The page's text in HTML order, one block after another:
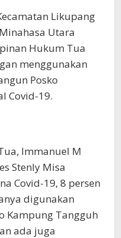
Likupang
Utara
Hukum Tua
menggunakan
Posko
Covid-19.
Immanuel M
Stenly Misa
Covid-19, 8 persen
digunakan
Kampung Tangguh
ada juga